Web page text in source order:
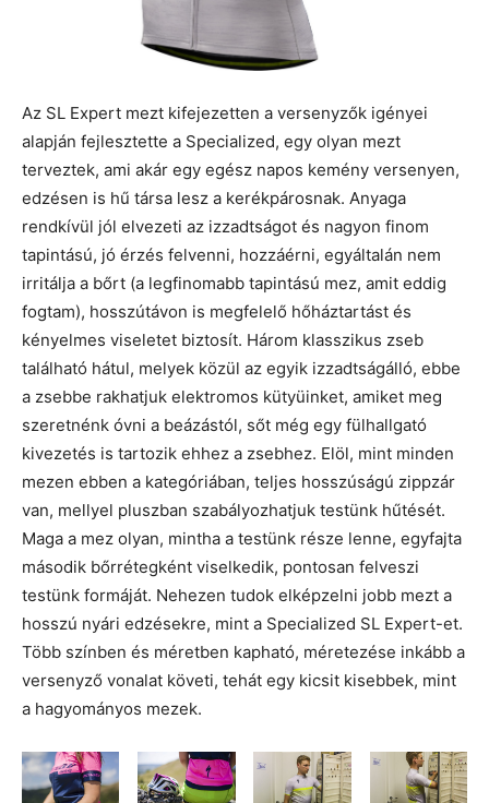
Az SL Expert mezt kifejezetten a versenyzők igényei
alapján fejlesztette a Specialized, egy olyan mezt
terveztek, ami akár egy egész napos kemény versenyen,
edzésen is hű társa lesz a kerékpárosnak. Anyaga
rendkívül jól elvezeti az izzadtságot és nagyon finom
tapintású, jó érzés felvenni, hozzáérni, egyáltalán nem
irritálja a bőrt (a legfinomabb tapintású mez, amit eddig
fogtam), hosszútávon is megfelelő hőháztartást és
kényelmes viseletet biztosít. Három klasszikus zseb
található hátul, melyek közül az egyik izzadtságálló, ebbe
a zsebbe rakhatjuk elektromos kütyüinket, amiket meg
szeretnénk óvni a beázástól, sőt még egy fülhallgató
kivezetés is tartozik ehhez a zsebhez. Elöl, mint minden
mezen ebben a kategóriában, teljes hosszúságú zippzár
van, mellyel pluszban szabályozhatjuk testünk hűtését.
Maga a mez olyan, mintha a testünk része lenne, egyfajta
második bőrrétegként viselkedik, pontosan felveszi
testünk formáját. Nehezen tudok elképzelni jobb mezt a
hosszú nyári edzésekre, mint a Specialized SL Expert-et.
Több színben és méretben kapható, méretezése inkább a
versenyző vonalat követi, tehát egy kicsit kisebbek, mint
a hagyományos mezek.